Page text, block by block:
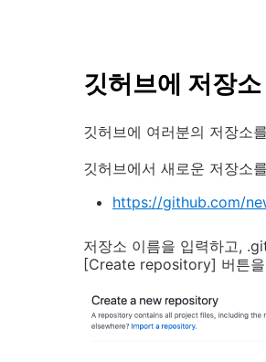
깃허브에 저장
깃허브에 여러분의 저장소
깃허브에서 새로운 저장소
https://github.com/
저장소 이름을 입력하고,
[Create repository] 버튼